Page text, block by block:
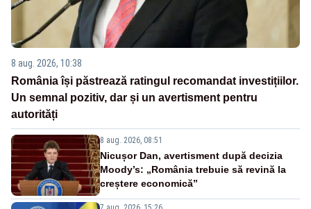
8 aug. 2026, 10:38
România își păstrează ratingul recomandat investițiilor.
Un semnal pozitiv, dar și un avertisment pentru
autorități
8 aug. 2026, 08:51
Nicușor Dan, avertisment după decizia
Moody’s: „România trebuie să revină la
creștere economică”